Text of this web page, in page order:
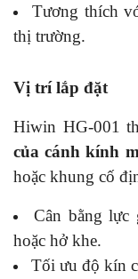
Tương thích
thị trường.
Vị trí lắp đặt
Hiwin HG-001
của cánh kính
hoặc khung cố
Cân bằng lực
hoặc hở khe.
Tối ưu độ kín